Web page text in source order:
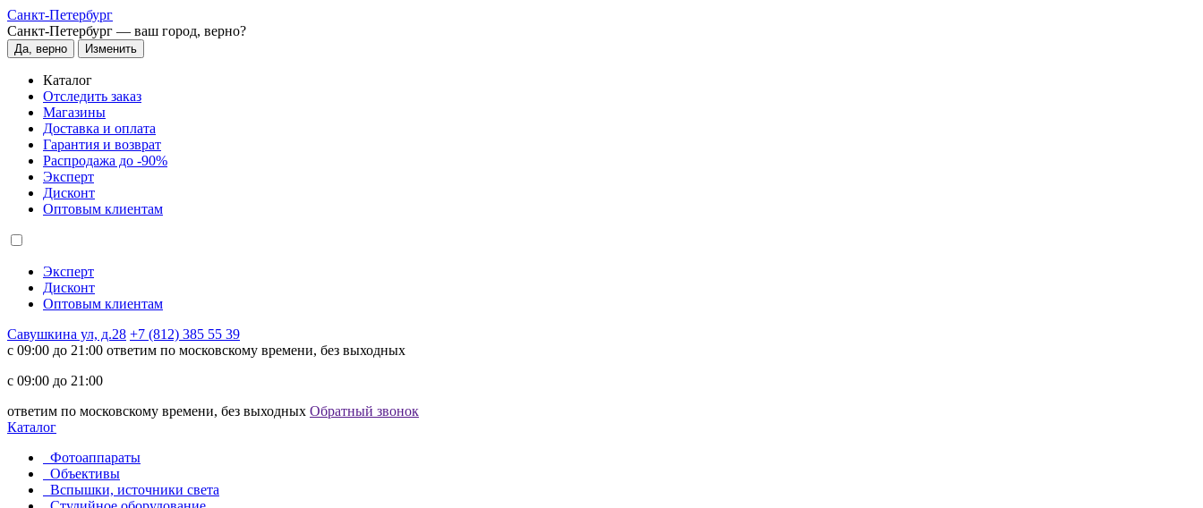
Санкт-Петербург
Санкт-Петербург — ваш город, верно?
Да, верно Изменить
Каталог
Отследить заказ
Магазины
Доставка и оплата
Гарантия и возврат
Распродажа до -90%
Эксперт
Дисконт
Оптовым клиентам
Эксперт
Дисконт
Оптовым клиентам
Савушкина ул, д.28 +7 (812) 385 55 39
c 09:00 до 21:00 ответим по московскому времени, без выходных
c 09:00 до 21:00
ответим по московскому времени, без выходных Обратный звонок
Каталог
Фотоаппараты
Объективы
Вспышки, источники света